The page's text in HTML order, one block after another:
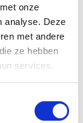
onze
analyse. Deze
met andere
ze hebben
services.
20 MM, 10